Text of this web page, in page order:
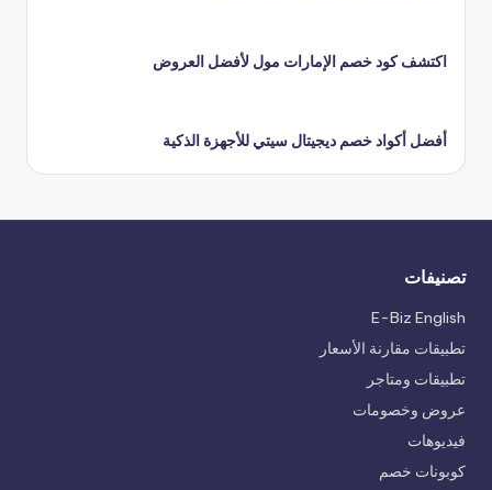
اكتشف كود خصم الإمارات مول لأفضل العروض
أفضل أكواد خصم ديجيتال سيتي للأجهزة الذكية
تصنيفات
E-Biz English
تطبيقات مقارنة الأسعار
تطبيقات ومتاجر
عروض وخصومات
فيديوهات
كوبونات خصم